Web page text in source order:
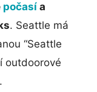
počasí a
. Seattle má
“Seattle
outdoorové